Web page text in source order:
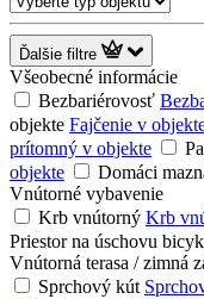
Ďalšie filtre
Všeobecné informácie
Bezbariérovosť
objekte Fajčenie v
prítomný v objekte
objekte
Domáci
Vnútorné vybavenie
Krb vnútorný Krb
Priestor na úschovu
Vnútorná terasa / zimná
Sprchový kút